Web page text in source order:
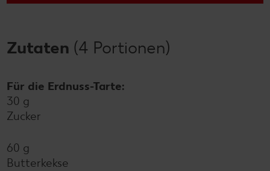
Zutaten (4 Portionen)
Für die Erdnuss-Tarte:
30 g
Zucker
60 g
Butterkekse